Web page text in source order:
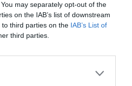
may separately opt-out of the
on the IAB’s list of downstream
third parties on the IAB’s List of
third parties.